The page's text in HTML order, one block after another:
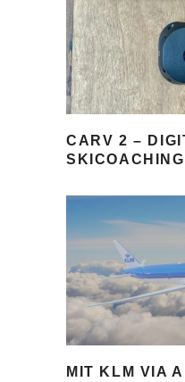
CARV 2 –
MIT KLM VIA